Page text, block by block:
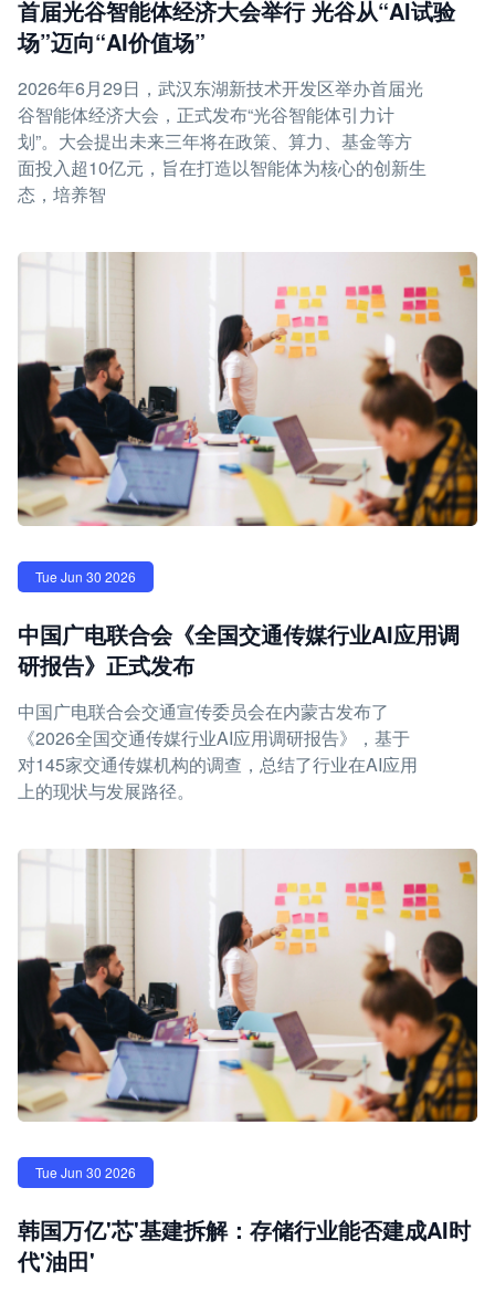
首届光谷智能体经济大会举行 光谷从“AI试验
场”迈向“AI价值场”
2026年6月29日，武汉东湖新技术开发区举办首届光
谷智能体经济大会，正式发布“光谷智能体引力计
划”。大会提出未来三年将在政策、算力、基金等方
面投入超10亿元，旨在打造以智能体为核心的创新生
态，培养智
Tue Jun 30 2026
中国广电联合会《全国交通传媒行业AI应用调
研报告》正式发布
中国广电联合会交通宣传委员会在内蒙古发布了
《2026全国交通传媒行业AI应用调研报告》，基于
对145家交通传媒机构的调查，总结了行业在AI应用
上的现状与发展路径。
Tue Jun 30 2026
韩国万亿'芯'基建拆解：存储行业能否建成AI时
代'油田'